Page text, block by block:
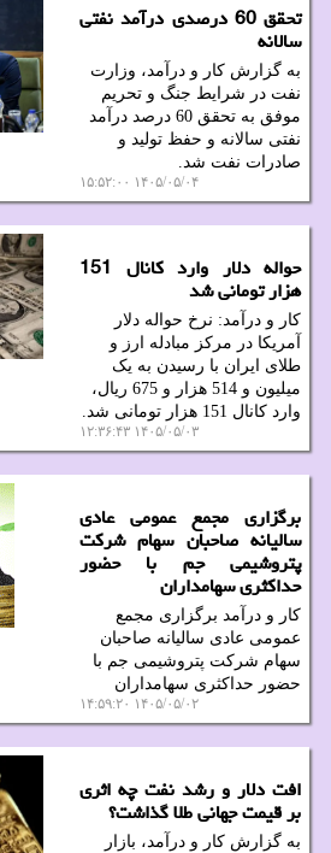
تحقق 60 درصدی درآمد نفتی
سالانه
به گزارش کار و درآمد، وزارت
نفت در شرایط جنگ و تحریم
موفق به تحقق 60 درصد درآمد
نفتی سالانه و حفظ تولید و
صادرات نفت شد.
۱۴۰۵/۰۵/۰۴ ۱۵:۵۲:۰۰
حواله دلار وارد کانال 151
هزار تومانی شد
کار و درآمد: نرخ حواله دلار
آمریکا در مرکز مبادله ارز و
طلای ایران با رسیدن به یک
میلیون و 514 هزار و 675 ریال،
وارد کانال 151 هزار تومانی شد.
۱۴۰۵/۰۵/۰۳ ۱۲:۳۶:۴۳
برگزاری مجمع عمومی عادی
سالیانه صاحبان سهام شرکت
پتروشیمی جم با حضور
حداکثری سهامداران
کار و درآمد برگزاری مجمع
عمومی عادی سالیانه صاحبان
سهام شرکت پتروشیمی جم با
حضور حداکثری سهامداران
۱۴۰۵/۰۵/۰۲ ۱۴:۵۹:۲۰
افت دلار و رشد نفت چه اثری
بر قیمت جهانی طلا گذاشت؟
به گزارش کار و درآمد، بازار